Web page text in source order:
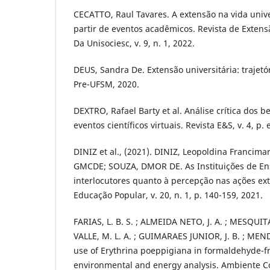
CECATTO, Raul Tavares. A extensão na vida
partir de eventos acadêmicos. Revista de
Da Unisociesc, v. 9, n. 1, 2022.
DEUS, Sandra De. Extensão universitária:
Pre-UFSM, 2020.
DEXTRO, Rafael Barty et al. Análise crítica dos
eventos científicos virtuais. Revista E&S, v. 4, p.
DINIZ et al., (2021). DINIZ, Leopoldina
GMCDE; SOUZA, DMOR DE. As Instituições de
interlocutores quanto à percepção nas ações
Educação Popular, v. 20, n. 1, p. 140-159, 2021.
FARIAS, L. B. S. ; ALMEIDA NETO, J. A. ;
VALLE, M. L. A. ; GUIMARAES JUNIOR, J. B. ;
use of Erythrina poeppigiana in formaldehyde-
environmental and energy analysis. Ambiente